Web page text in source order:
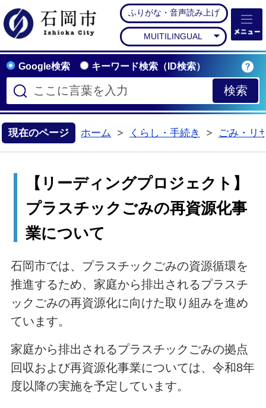
石岡市公式ホームペー
ふりがな・音声読み上げ
MUITILINGUAL
Google検索 キーワード検索（ID検索）
現在のページ ホーム
くらし・手続き
ごみ・リ
【リーディングプロジェクト】
プラスチックごみの再資源化事
業について
石岡市では、プラスチックごみの資源循環を
推進するため、家庭から排出されるプラスチ
ックごみの再資源化に向けた取り組みを進め
ています。
家庭から排出されるプラスチックごみの拠点
回収および再資源化事業については、令和8年
度以降の実施を予定しています。